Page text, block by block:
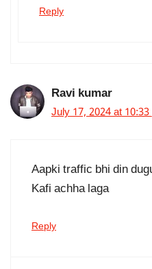
Reply
Ravi kumar
July 17, 2024 at 10:33
Aapki traffic bhi din
Kafi achha laga
Reply